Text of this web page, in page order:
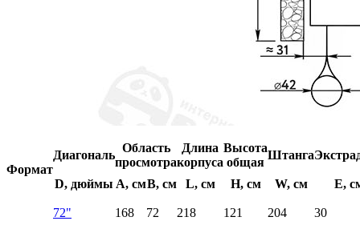
Формат
Диагональ
Область
просмотра
Длина
корпуса
Высота
общая
Штанга
D, дюймы A, смB, см L, см H, см W, см E,
72" 168 72 218 121 204 30